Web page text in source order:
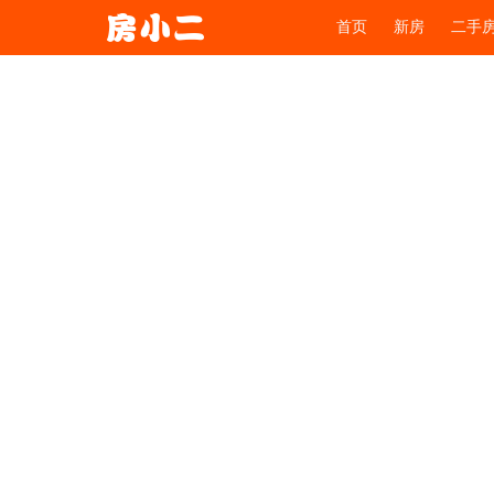
首页 新房 二手